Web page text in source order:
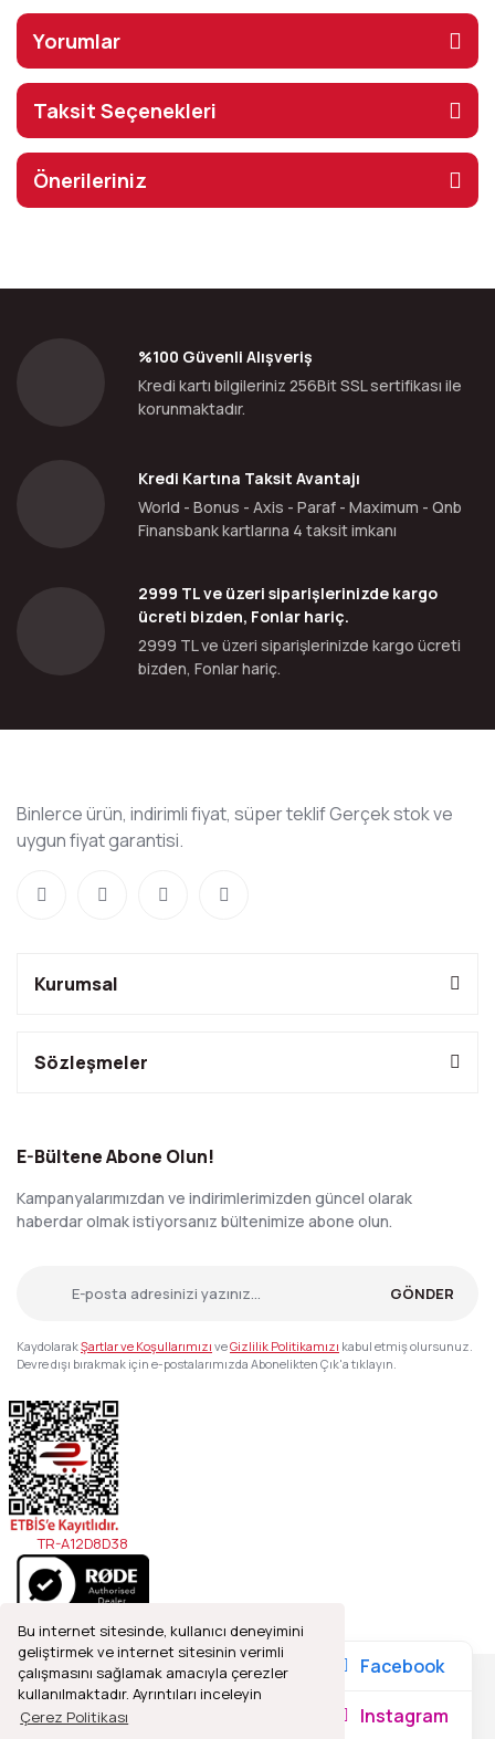
Bu internet sitesinde, kullanıcı deneyimini
geliştirmek ve internet sitesinin verimli
çalışmasını sağlamak amacıyla çerezler
kullanılmaktadır. Ayrıntıları inceleyin
Çerez Politikası
Yorumlar
Taksit Seçenekleri
Önerileriniz
%100 Güvenli Alışveriş
Kredi kartı bilgileriniz 256Bit SSL sertifikası ile
korunmaktadır.
Kredi Kartına Taksit Avantajı
World - Bonus - Axis - Paraf - Maximum - Qnb
Finansbank kartlarına 4 taksit imkanı
2999 TL ve üzeri siparişlerinizde kargo
ücreti bizden, Fonlar hariç.
2999 TL ve üzeri siparişlerinizde kargo ücreti
bizden, Fonlar hariç.
Binlerce ürün, indirimli fiyat, süper teklif Gerçek stok ve
uygun fiyat garantisi.
Kurumsal
Sözleşmeler
E-Bültene Abone Olun!
Kampanyalarımızdan ve indirimlerimizden güncel olarak
haberdar olmak istiyorsanız bültenimize abone olun.
GÖNDER
KaydolarakŞartlar ve Koşullarımızı veGizlilik Politikamızı kabul etmiş olursunuz.
Devre dışı bırakmak için e-postalarımızda Abonelikten Çık'a tıklayın.
TR-A12D8D38
2021© Refleks Fotoğrafçılık, Tüm Hakları Saklıdır.
Facebook
Instagram